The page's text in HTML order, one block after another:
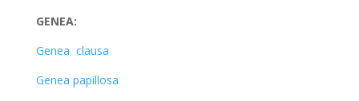
GENEA:
Genea clausa
Genea papillosa